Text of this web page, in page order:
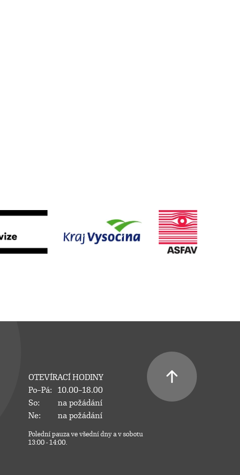
OTEVÍRACÍ HODINY
Po–Pá:
10.00–18.00
So:
na požádání
Ne:
na požádání
Polední pauza ve všední dny a v sobotu
13:00 - 14:00.